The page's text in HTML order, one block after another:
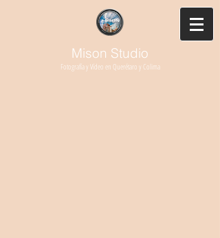
Mison Studio
Fotografía y Vídeo en Querétaro y Colima